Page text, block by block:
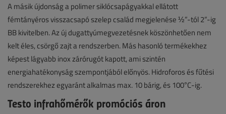
A másik újdonság a polimer siklócsapágyakkal ellátott
fémtányéros visszacsapó szelep család megjelenése ½”-tól 2”-ig
BB kivitelben. Az új dugattyúmegvezetésnek köszönhetően nem
kelt éles, csörgő zajt a rendszerben. Más hasonló termékekhez
képest lágyabb inox zárórugót kapott, ami szintén
energiahatékonyság szempontjából előnyös. Hidroforos és fűtési
rendszerekhez egyaránt alkalmas max. 10 bárig, és 100°C-ig.
Testo infrahőmérők promóciós áron